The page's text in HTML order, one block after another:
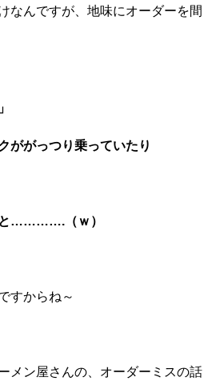
なんですが、地味にオーダーを間
ががっつり乗っていたり
と………….（ｗ）
すからね～
メン屋さんの、オーダーミスの話